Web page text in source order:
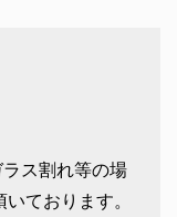
ス割れ等の場
ております。